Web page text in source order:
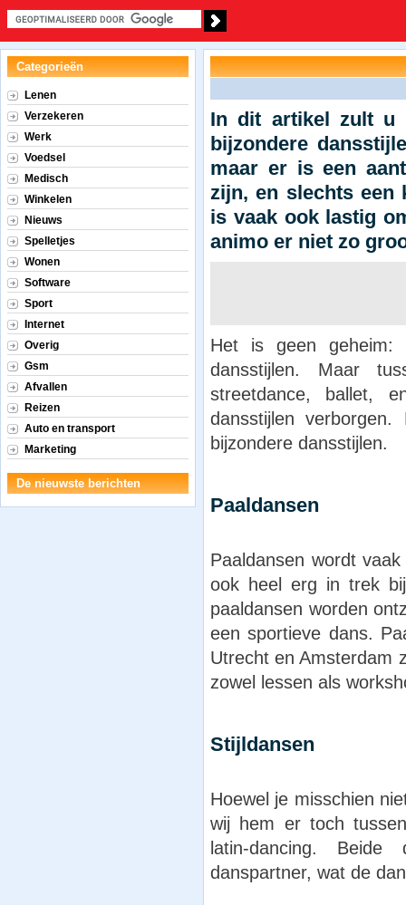
In dit artikel zult u
bijzondere
maar er is een
zijn, en slechts een
is vaak ook lastig
animo er niet zo
Het is geen geheim:
dansstijlen. Maar
streetdance, ballet,
dansstijlen
bijzondere dansstijlen.
Paaldansen
Paaldansen wordt
ook heel erg in trek
paaldansen worden
een sportieve dans.
Utrecht en Amsterdam
zowel lessen als
Stijldansen
Hoewel je misschien
wij hem er toch
latin-dancing.
danspartner, wat de
Categorieën
Lenen
Verzekeren
Werk
Voedsel
Medisch
Winkelen
Nieuws
Spelletjes
Wonen
Software
Sport
Internet
Overig
Gsm
Afvallen
Reizen
Auto en transport
Marketing
De nieuwste berichten